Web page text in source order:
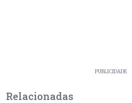
PUBLICIDADE
Relacionadas